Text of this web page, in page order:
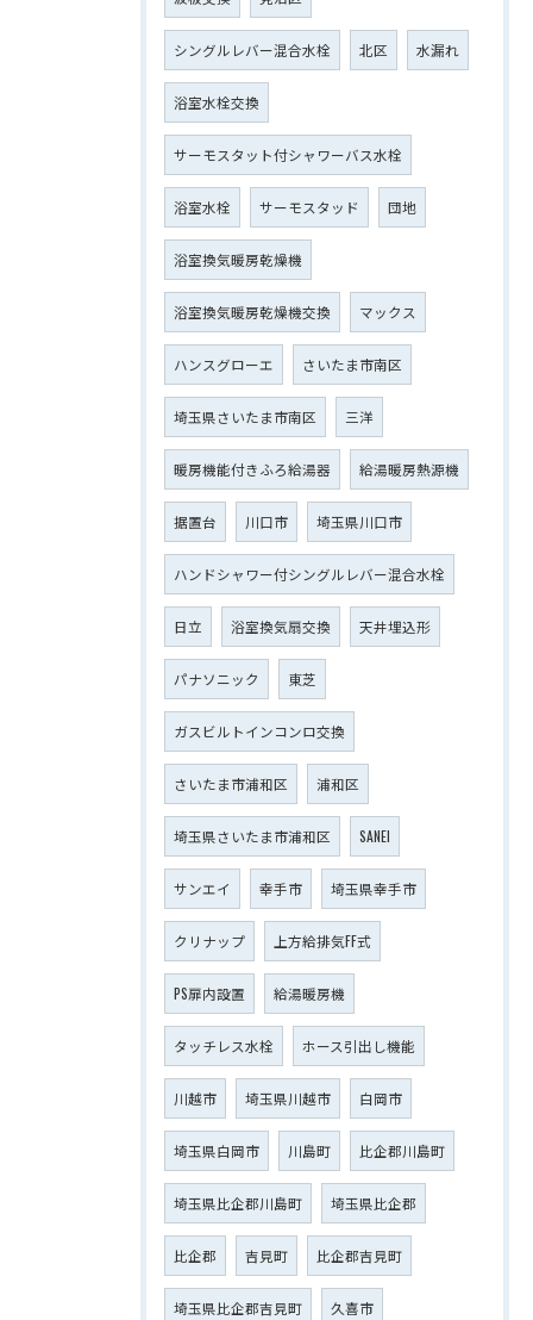
シングルレバー混合水栓 北区 水漏れ
浴室水栓交換
サーモスタット付シャワーバス水栓
浴室水栓 サーモスタッド 団地
浴室換気暖房乾燥機
浴室換気暖房乾燥機交換 マックス
ハンスグローエ さいたま市南区
埼玉県さいたま市南区 三洋
暖房機能付きふろ給湯器 給湯暖房熱源機
据置台 川口市 埼玉県川口市
ハンドシャワー付シングルレバー混合水栓
日立 浴室換気扇交換 天井埋込形
パナソニック 東芝
ガスビルトインコンロ交換
さいたま市浦和区 浦和区
埼玉県さいたま市浦和区 SANEI
サンエイ 幸手市 埼玉県幸手市
クリナップ 上方給排気FF式
PS扉内設置 給湯暖房機
タッチレス水栓 ホース引出し機能
川越市 埼玉県川越市 白岡市
埼玉県白岡市 川島町 比企郡川島町
埼玉県比企郡川島町 埼玉県比企郡
比企郡 吉見町 比企郡吉見町
埼玉県比企郡吉見町 久喜市